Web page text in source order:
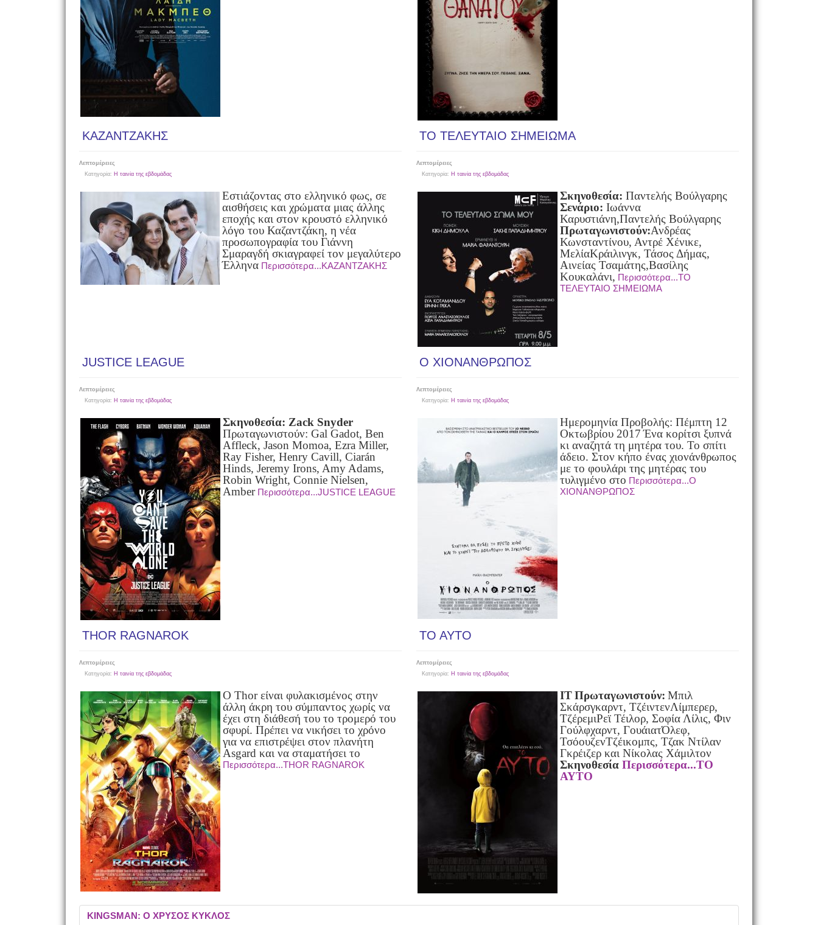
ΚΑΖΑΝΤΖΑΚΗΣ
Λεπτομέρειες
Κατηγορία: Η ταινία της εβδομάδας
Εστιάζοντας στο ελληνικό φως, σε
αισθήσεις και χρώματα μιας άλλης
εποχής και στον κρουστό ελληνικό
λόγο του Καζαντζάκη, η νέα
προσωπογραφία του Γιάννη
Σμαραγδή σκιαγραφεί τον μεγαλύτερο
Έλληνα Περισσότερα...ΚΑΖΑΝΤΖΑΚΗΣ
ΤΟ ΤΕΛΕΥΤΑΙΟ ΣΗΜΕΙΩΜΑ
Λεπτομέρειες
Κατηγορία: Η ταινία της εβδομάδας
Σκηνοθεσία: Παντελής Βούλγαρης
Σενάριο: Ιωάννα
Καρυστιάνη,Παντελής Βούλγαρης
Πρωταγωνιστούν:Ανδρέας
Κωνσταντίνου, Αντρέ Χένικε,
ΜελίαΚράιλινγκ, Τάσος Δήμας,
Αινείας Τσαμάτης,Βασίλης
Κουκαλάνι, Περισσότερα...ΤΟ
ΤΕΛΕΥΤΑΙΟ ΣΗΜΕΙΩΜΑ
JUSTICE LEAGUE
Λεπτομέρειες
Κατηγορία: Η ταινία της εβδομάδας
Σκηνοθεσία: Zack Snyder
Πρωταγωνιστούν: Gal Gadot, Ben
Affleck, Jason Momoa, Ezra Miller,
Ray Fisher, Henry Cavill, Ciarán
Hinds, Jeremy Irons, Amy Adams,
Robin Wright, Connie Nielsen,
Amber Περισσότερα...JUSTICE LEAGUE
Ο ΧΙΟΝΑΝΘΡΩΠΟΣ
Λεπτομέρειες
Κατηγορία: Η ταινία της εβδομάδας
Ημερομηνία Προβολής: Πέμπτη 12
Οκτωβρίου 2017 Ένα κορίτσι ξυπνά
κι αναζητά τη μητέρα του. Το σπίτι
άδειο. Στον κήπο ένας χιονάνθρωπος
με το φουλάρι της μητέρας του
τυλιγμένο στο Περισσότερα...Ο
ΧΙΟΝΑΝΘΡΩΠΟΣ
THOR RAGNAROK
Λεπτομέρειες
Κατηγορία: Η ταινία της εβδομάδας
Ο Thor είναι φυλακισμένος στην
άλλη άκρη του σύμπαντος χωρίς να
έχει στη διάθεσή του το τρομερό του
σφυρί. Πρέπει να νικήσει το χρόνο
για να επιστρέψει στον πλανήτη
Asgard και να σταματήσει το
Περισσότερα...THOR RAGNAROK
TO AYTO
Λεπτομέρειες
Κατηγορία: Η ταινία της εβδομάδας
IT Πρωταγωνιστούν: Μπιλ
Σκάρσγκαρντ, ΤζέιντενΛίμπερερ,
ΤζέρεμιΡεϊ Τέιλορ, Σοφία Λίλις, Φιν
Γούλφχαρντ, ΓουάιατΌλεφ,
ΤσόουζενΤζέικομπς, Τζακ Ντίλαν
Γκρέιζερ και Νίκολας Χάμιλτον
Σκηνοθεσία Περισσότερα...TO
AYTO
KINGSMAN: Ο ΧΡΥΣΟΣ ΚΥΚΛΟΣ